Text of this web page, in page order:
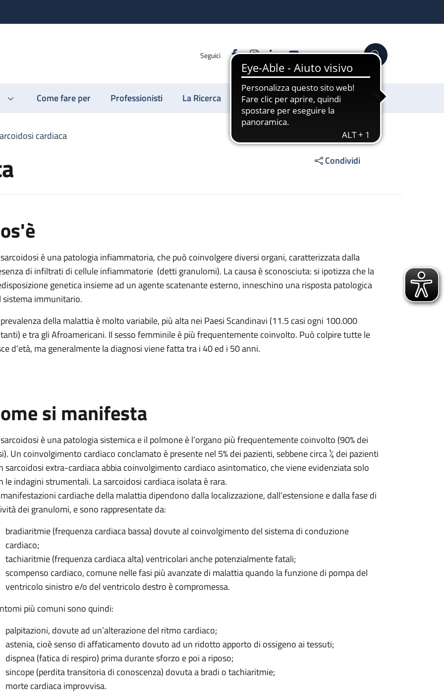
Seguici FacebookInstagram
LinkedinYouTube Cerca
Come fare per Professionisti La Ricerca Sostienici
cardiaca
Condividi
è una patologia infiammatoria, che può coinvolgere diversi organi, caratterizzata dalla
di infiltrati di cellule infiammatorie (detti granulomi). La causa è sconosciuta: si ipotizza che la
genetica insieme ad un agente scatenante esterno, inneschino una risposta patologica
sistema immunitario.
della malattia è molto variabile, più alta nei Paesi Scandinavi (11.5 casi ogni 100.000
e tra gli Afroamericani. Il sesso femminile è più frequentemente coinvolto. Può colpire tutte le
d’età, ma generalmente la diagnosi viene fatta tra i 40 ed i 50 anni.
si manifesta
è una patologia sistemica e il polmone è l’organo più frequentemente coinvolto (90% dei
Un coinvolgimento cardiaco conclamato è presente nel 5% dei pazienti, sebbene circa ¼ dei pazienti
sarcoidosi extra-cardiaca abbia coinvolgimento cardiaco asintomatico, che viene evidenziata solo
le indagini strumentali. La sarcoidosi cardiaca isolata è rara.
cardiache della malattia dipendono dalla localizzazione, dall’estensione e dalla fase di
dei granulomi, e sono rappresentate da:
bradiaritmie (frequenza cardiaca bassa) dovute al coinvolgimento del sistema di conduzione
cardiaco;
tachiaritmie (frequenza cardiaca alta) ventricolari anche potenzialmente fatali;
scompenso cardiaco, comune nelle fasi più avanzate di malattia quando la funzione di pompa del
ventricolo sinistro e/o del ventricolo destro è compromessa.
più comuni sono quindi:
palpitazioni, dovute ad un’alterazione del ritmo cardiaco;
astenia, cioè senso di affaticamento dovuto ad un ridotto apporto di ossigeno ai tessuti;
dispnea (fatica di respiro) prima durante sforzo e poi a riposo;
sincope (perdita transitoria di conoscenza) dovuta a bradi o tachiaritmie;
morte cardiaca improvvisa.